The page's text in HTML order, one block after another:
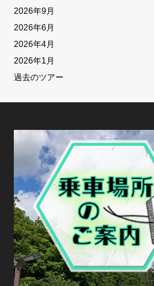
2026年9月
2026年6月
2026年4月
2026年1月
過去のツアー